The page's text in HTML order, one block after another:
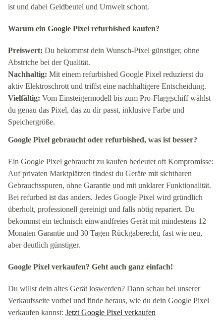
ist und dabei Geldbeutel und Umwelt schont.
Warum ein Google Pixel refurbished kaufen?
Preiswert: Du bekommst dein Wunsch-Pixel günstiger, ohne
Abstriche bei der Qualität.
Nachhaltig: Mit einem refurbished Google Pixel reduzierst du
aktiv Elektroschrott und triffst eine nachhaltigere Entscheidung.
Vielfältig: Vom Einsteigermodell bis zum Pro-Flaggschiff wählst
du genau das Pixel, das zu dir passt, inklusive Farbe und
Speichergröße.
Google Pixel gebraucht oder refurbished, was ist besser?
Ein Google Pixel gebraucht zu kaufen bedeutet oft Kompromisse:
Auf privaten Marktplätzen findest du Geräte mit sichtbaren
Gebrauchsspuren, ohne Garantie und mit unklarer Funktionalität.
Bei refurbed ist das anders. Jedes Google Pixel wird gründlich
überholt, professionell gereinigt und falls nötig repariert. Du
bekommst ein technisch einwandfreies Gerät mit mindestens 12
Monaten Garantie und 30 Tagen Rückgaberecht, fast wie neu,
aber deutlich günstiger.
Google Pixel verkaufen? Geht auch ganz einfach!
Du willst dein altes Gerät loswerden? Dann schau bei unserer
Verkaufsseite vorbei und finde heraus, wie du dein Google Pixel
verkaufen kannst: Jetzt Google Pixel verkaufen